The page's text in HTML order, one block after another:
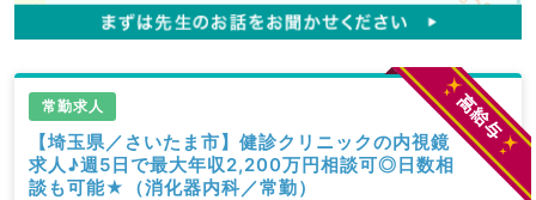
常勤求人
【埼玉県／さいたま市】健診クリニックの内視鏡
求人♪週5日で最大年収2,200万円相談可◎日数相
談も可能★（消化器内科／常勤）